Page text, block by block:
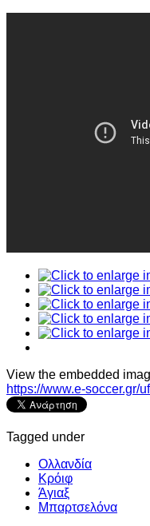
View the embedded
https://www.e-soccer.gr/
Tagged under
Ολλανδία
Κρόιφ
Άγιαξ
Μπαρτσελόνα